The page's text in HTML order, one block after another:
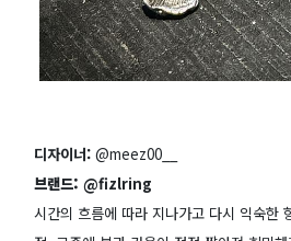
디자이너: @meez00__
브랜드: @fizlring
시간의 흐름에 따라 지나가고 다시 익숙한